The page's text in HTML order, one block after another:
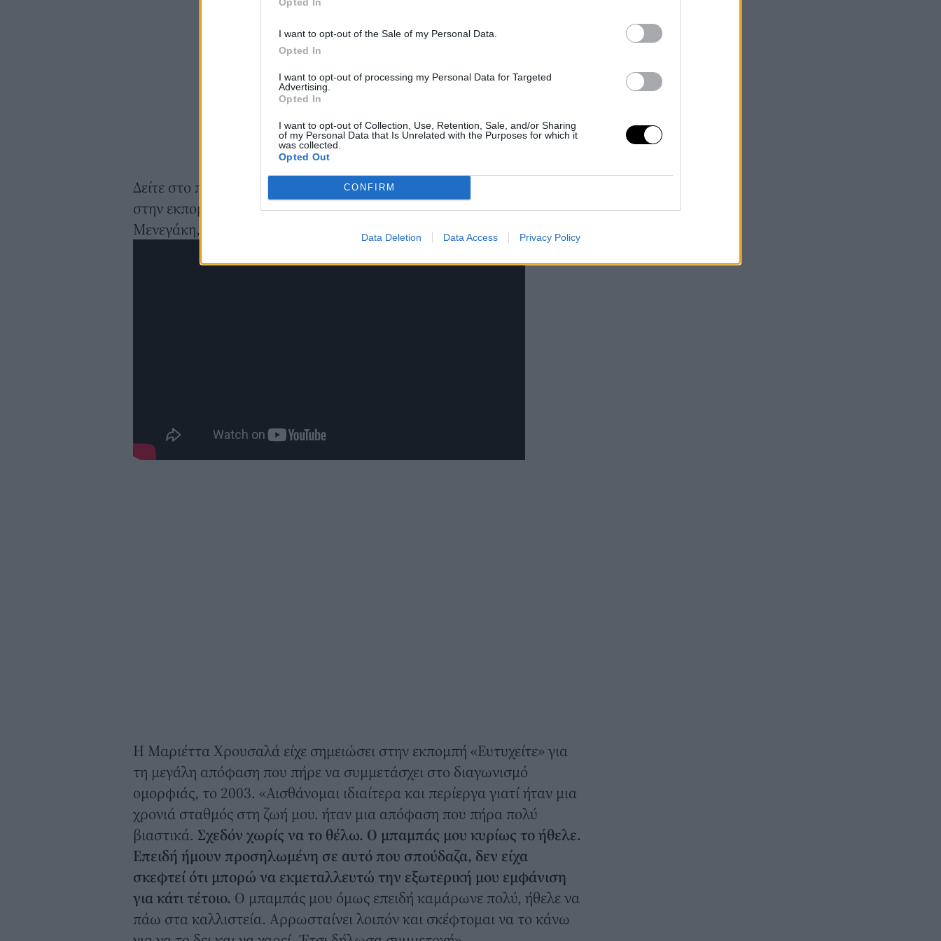
I want to opt-out of the Sale of my Personal Data.
Opted In
I want to opt-out of processing my Personal Data for Targeted
Advertising.
Opted In
I want to opt-out of Collection, Use, Retention, Sale, and/or Sharing
of my Personal Data that Is Unrelated with the Purposes for which it
was collected.
Opted Out
CONFIRM
Data Deletion Data Access Privacy Policy
Δείτε στο παρακάτω βίντεο
την πρώτη της τηλεοπτική εμφάνιση
στην εκπομπή «Πρωινός Καφές» με παρουσιάστρια την Ελένη
Μενεγάκη, το 2003:
Η Μαριέττα Χρουσαλά είχε σημειώσει στην εκπομπή «Ευτυχείτε» για
τη μεγάλη απόφαση που πήρε να συμμετάσχει στο διαγωνισμό
ομορφιάς, το 2003. «Αισθάνομαι ιδιαίτερα και περίεργα γιατί ήταν μια
χρονιά σταθμός στη ζωή μου. ήταν μια απόφαση που πήρα πολύ
βιαστικά. Σχεδόν χωρίς να το θέλω. Ο μπαμπάς μου κυρίως το ήθελε.
Επειδή ήμουν προσηλωμένη σε αυτό που σπούδαζα, δεν είχα
σκεφτεί ότι μπορώ να εκμεταλλευτώ την εξωτερική μου εμφάνιση
για κάτι τέτοιο. Ο μπαμπάς μου όμως επειδή καμάρωνε πολύ, ήθελε να
πάω στα καλλιστεία. Αρρωσταίνει λοιπόν και σκέφτομαι να το κάνω